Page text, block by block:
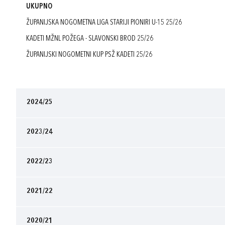
UKUPNO
ŽUPANIJSKA NOGOMETNA LIGA STARIJI PIONIRI U-15 25/26
KADETI MŽNL POŽEGA - SLAVONSKI BROD 25/26
ŽUPANIJSKI NOGOMETNI KUP PSŽ KADETI 25/26
2024/25
2023/24
2022/23
2021/22
2020/21